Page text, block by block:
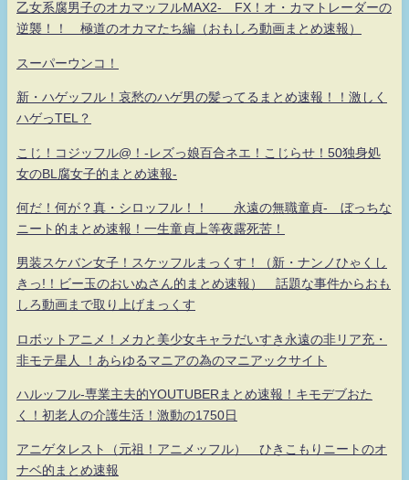
乙女系腐男子のオカマッフルMAX2- FX！オ・カマトレーダーの
逆襲！！ 極道のオカマたち編（おもしろ動画まとめ速報）
スーパーウンコ！
新・ハゲッフル！哀愁のハゲ男の髪ってるまとめ速報！！激しく
ハゲっTEL？
こじ！コジッフル@！-レズっ娘百合ネエ！こじらせ！50独身処
女のBL腐女子的まとめ速報-
何だ！何が？真・シロッフル！！ 永遠の無職童貞- ぼっちな
ニート的まとめ速報！一生童貞上等夜露死苦！
男装スケバン女子！スケッフルまっくす！（新・ナンノひゃくし
きっ!！ビー玉のおいぬさん的まとめ速報） 話題な事件からおも
しろ動画まで取り上げまっくす
ロボットアニメ！メカと美少女キャラだいすき永遠の非リア充・
非モテ星人 ！あらゆるマニアの為のマニアックサイト
ハルッフル-専業主夫的YOUTUBERまとめ速報！キモデブおた
く！初老人の介護生活！激動の1750日
アニゲタレスト（元祖！アニメッフル） ひきこもりニートのオ
ナベ的まとめ速報